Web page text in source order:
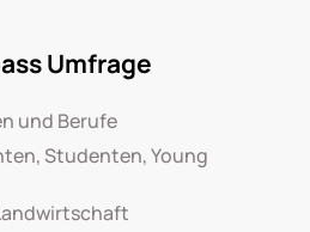
Umfrage
und Berufe
Studenten, Young